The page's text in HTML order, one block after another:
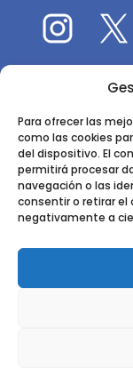
Para ofrecer las
como las cookies
del dispositivo. El
permitirá procesar
navegación o las
consentir o retirar
negativamente a
El 9CFE es
Instituto
Ctra. de
DERECHOS